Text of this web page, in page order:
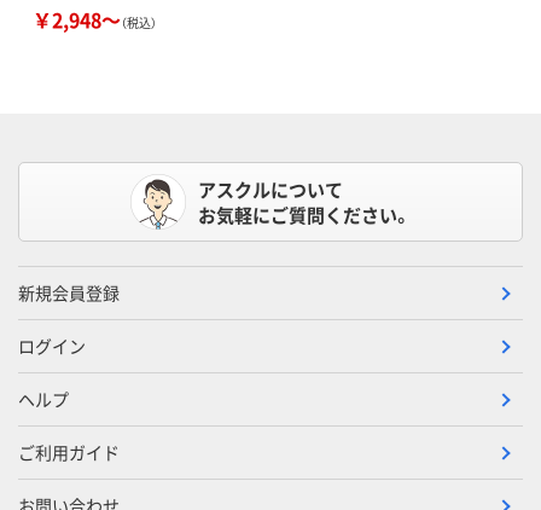
￥2,948～（税込）
アスクルについて
お気軽にご質問ください。
新規会員登録
ログイン
ヘルプ
ご利用ガイド
お問い合わせ